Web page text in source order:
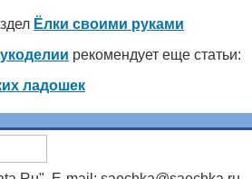
Ёлки своими руками
рекомендует еще статьи:
ладошек